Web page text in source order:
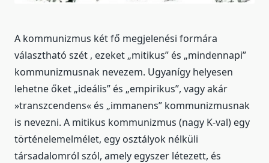
A kommunizmus két fő megjelenési formára
választható szét , ezeket „mitikus” és „mindennapi”
kommunizmusnak nevezem. Ugyanígy helyesen
lehetne őket „ideális” és „empirikus”, vagy akár
»transzcendens« és „immanens” kommunizmusnak
is nevezni. A mitikus kommunizmus (nagy K-val) egy
történelemelmélet, egy osztályok nélküli
társadalomról szól, amely egyszer létezett, és